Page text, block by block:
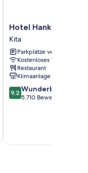
Hotel
Hankyu
RESPIRE
OSAKA
Kita
Hotel Hankyu
Kita
Parkplätze verfügbar
Kostenloses WLAN
Restaurant
Klimaanlage
9.2
von
9,2 Wunderbar
5.710 Bewertungen